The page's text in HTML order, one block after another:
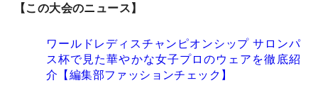
【この大会のニュース】
ワールドレディスチャンピオンシップ サロンパ
ス杯で見た華やかな女子プロのウェアを徹底紹
介【編集部ファッションチェック】